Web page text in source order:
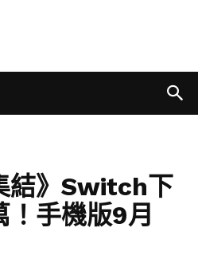
結》Switch下
手機版9月